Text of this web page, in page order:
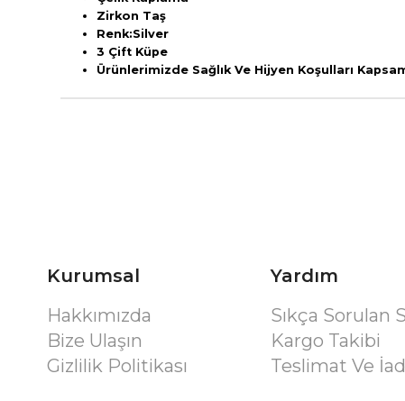
Zirkon Taş
Ren k:Silver
3 Çift Küpe
Ürünlerimizde Sağlık Ve Hijyen Koşulları
Kurumsal
Hakkımızda
Bize Ulaşın
Gizlilik Politikası
Yardım
Sıkça Sorulan
Kargo Takibi
Teslimat Ve